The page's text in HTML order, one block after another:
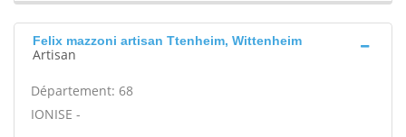
Felix mazzoni artisan Ttenheim, Wittenheim
Artisan
Département: 68
IONISE -